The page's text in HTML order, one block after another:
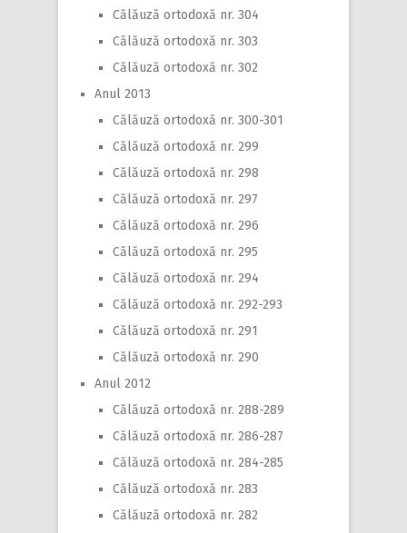
Călăuză ortodoxă nr. 304
Călăuză ortodoxă nr. 303
Călăuză ortodoxă nr. 302
Anul 2013
Călăuză ortodoxă nr. 300-301
Călăuză ortodoxă nr. 299
Călăuză ortodoxă nr. 298
Călăuză ortodoxă nr. 297
Călăuză ortodoxă nr. 296
Călăuză ortodoxă nr. 295
Călăuză ortodoxă nr. 294
Călăuză ortodoxă nr. 292-293
Călăuză ortodoxă nr. 291
Călăuză ortodoxă nr. 290
Anul 2012
Călăuză ortodoxă nr. 288-289
Călăuză ortodoxă nr. 286-287
Călăuză ortodoxă nr. 284-285
Călăuză ortodoxă nr. 283
Călăuză ortodoxă nr. 282